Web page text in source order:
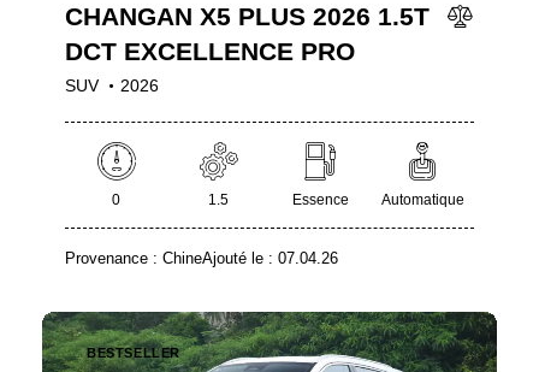
CHANGAN X5 PLUS 2026 1.5T
DCT EXCELLENCE PRO
SUV 2026
0 1.5 Essence Automatique
Provenance : ChineAjouté le : 07.04.26
BESTSELLER